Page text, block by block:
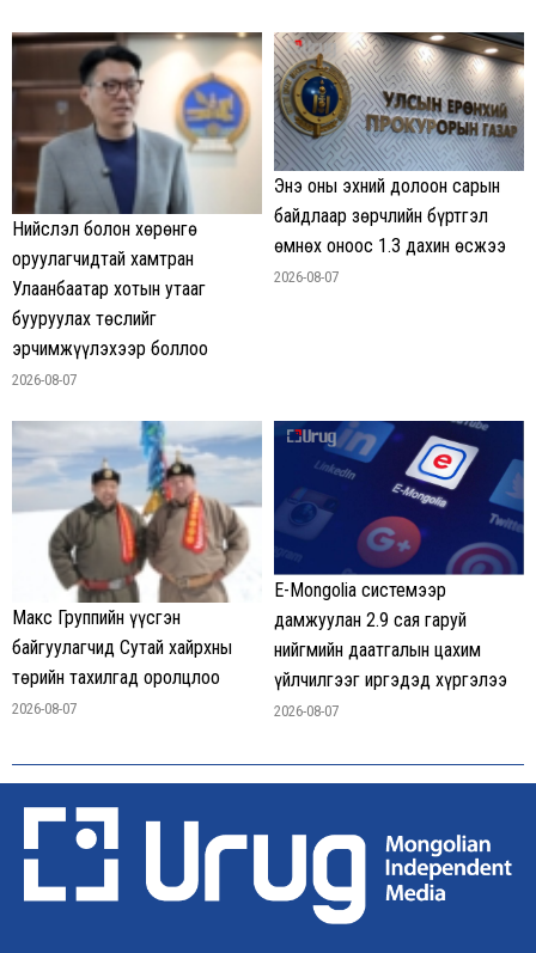
Нийслэл болон хөрөнгө
оруулагчидтай хамтран
Улаанбаатар хотын утааг
бууруулах төслийг
эрчимжүүлэхээр боллоо
2026-08-07
Энэ оны эхний долоон сарын
байдлаар зөрчлийн бүртгэл
өмнөх оноос 1.3 дахин өсжээ
2026-08-07
Макс Группийн үүсгэн
байгуулагчид Сутай хайрхны
төрийн тахилгад оролцлоо
2026-08-07
E-Mongolia системээр
дамжуулан 2.9 сая гаруй
нийгмийн даатгалын цахим
үйлчилгээг иргэдэд хүргэлээ
2026-08-07